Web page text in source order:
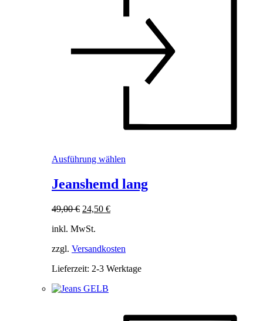
Ausführung wählen
mehrere
auf
der
Produktseite
Jeanshemd lang
49,00€ Ursprünglicher
war:
24,50 €Aktueller
inkl. MwSt.
zzgl. Versandkosten
Lieferzeit: 2-3 Werktage